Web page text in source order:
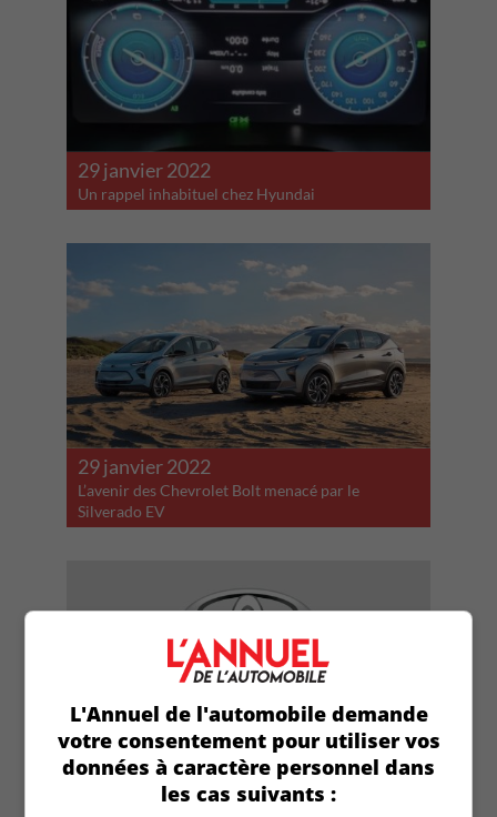
29 janvier 2022
Un rappel inhabituel chez Hyundai
29 janvier 2022
L’avenir des Chevrolet Bolt menacé par le
Silverado EV
28 janvier 2022
Toyota demeure le plus grand constructeur
L'Annuel de l'automobile demande
votre consentement pour utiliser vos
données à caractère personnel dans
les cas suivants :